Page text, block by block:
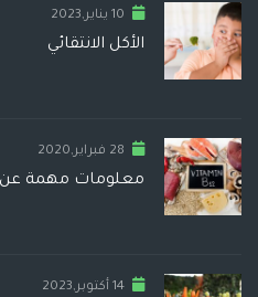
10 يناير,2023
الأكل الانتقائي
28 فبراير,2020
معلومات مهمة عن
14 أكتوبر,2023